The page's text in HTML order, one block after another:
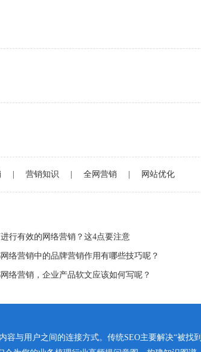
营销知识 全网营销 网站优化
行有效的网络营销？这4点要注意
络营销中的品牌营销作用有哪些技巧呢？
络营销，企业产品软文应该如何写呢？
容与用户之间的连接方式。传统SEO主要解决“被找